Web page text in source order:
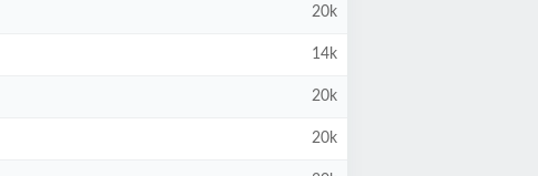
20k
14k
20k
20k